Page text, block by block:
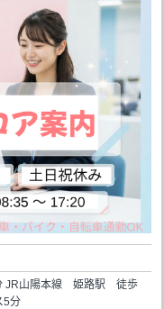
JR山陽本線 姫路駅 徒歩
5分